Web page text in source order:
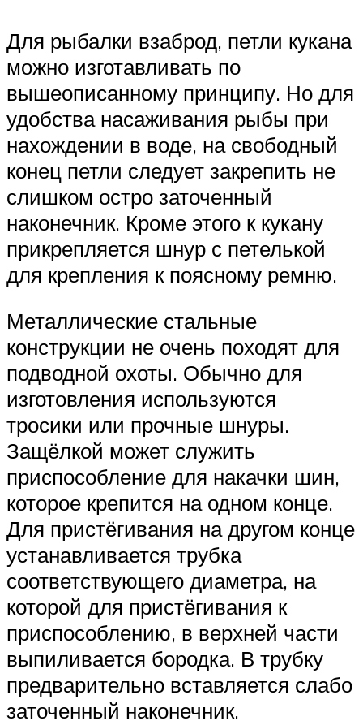
Для рыбалки взаброд, петли кукана
можно изготавливать по
вышеописанному принципу. Но для
удобства насаживания рыбы при
нахождении в воде, на свободный
конец петли следует закрепить не
слишком остро заточенный
наконечник. Кроме этого к кукану
прикрепляется шнур с петелькой
для крепления к поясному ремню.
Металлические стальные
конструкции не очень походят для
подводной охоты. Обычно для
изготовления используются
тросики или прочные шнуры.
Защёлкой может служить
приспособление для накачки шин,
которое крепится на одном конце.
Для пристёгивания на другом конце
устанавливается трубка
соответствующего диаметра, на
которой для пристёгивания к
приспособлению, в верхней части
выпиливается бородка. В трубку
предварительно вставляется слабо
заточенный наконечник.